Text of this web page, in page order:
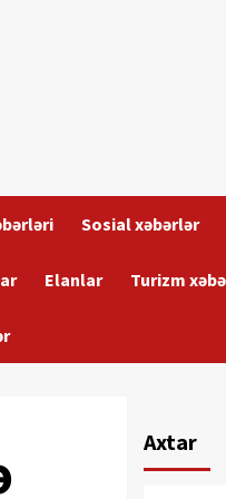
Sosial xəbərlər
Elanlar Turizm
Axtar